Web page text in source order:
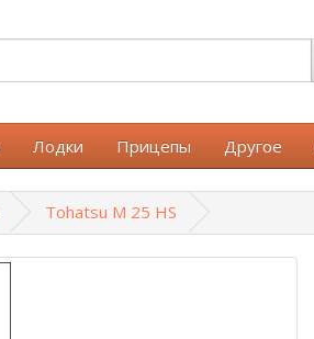
Лодки Прицепы Другое
Tohatsu M 25 HS